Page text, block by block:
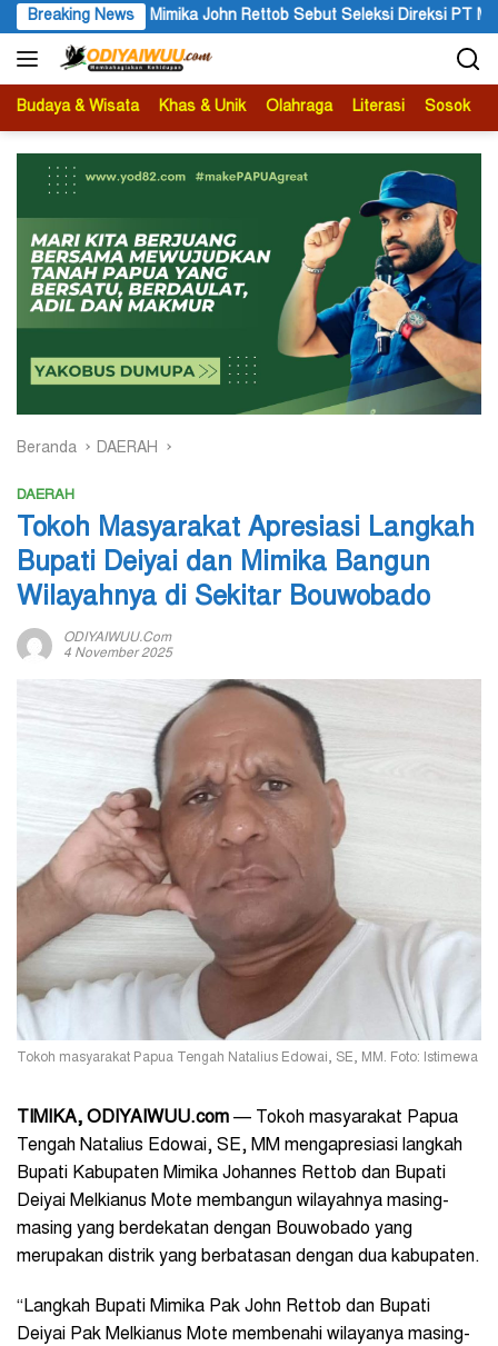
Langsung
ke
konten
Breaking News
Direksi PT MAS Wajib Lewat Mekanisme RUPS
Budaya & Wisata Khas & Unik Olahraga Literasi Sosok
Beranda DAERAH
DAERAH
Tokoh Masyarakat Apresiasi Langkah
Bupati Deiyai dan Mimika Bangun
Wilayahnya di Sekitar Bouwobado
ODIYAIWUU.com
4 November 2025
Tokoh masyarakat Papua Tengah Natalius Edowai, SE, MM. Foto: Istimewa
TIMIKA, ODIYAIWUU.com — Tokoh masyarakat Papua
Tengah Natalius Edowai, SE, MM mengapresiasi langkah
Bupati Kabupaten Mimika Johannes Rettob dan Bupati
Deiyai Melkianus Mote membangun wilayahnya masing-
masing yang berdekatan dengan Bouwobado yang
merupakan distrik yang berbatasan dengan dua kabupaten.
“Langkah Bupati Mimika Pak John Rettob dan Bupati
Deiyai Pak Melkianus Mote membenahi wilayanya masing-